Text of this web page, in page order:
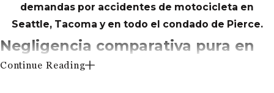
demandas por accidentes de motocicleta en
Seattle, Tacoma y en todo el condado de Pierce.
Negligencia comparativa pura en
Washington
Continue Reading